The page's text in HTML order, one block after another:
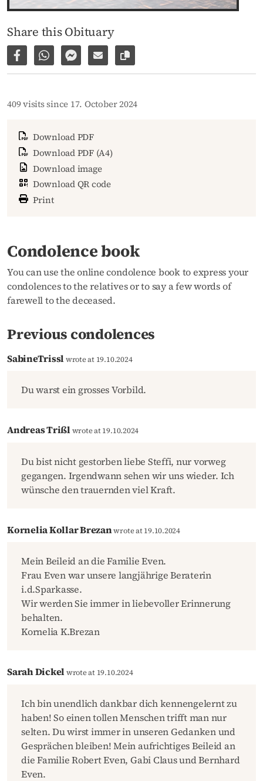
Share this Obituary
Share on Facebook
Share via WhatsApp
Share via Facebook Messenger
Share via E-Mail
Copy link to page
409 visits since 17. October 2024
Download PDF
Download PDF (A4)
Download image
Download QR code
Print
Condolence book
You can use the online condolence book to express your
condolences to the relatives or to say a few words of
farewell to the deceased.
Previous condolences
SabineTrissl wrote at 19.10.2024
Du warst ein grosses Vorbild.
Andreas Trißl wrote at 19.10.2024
Du bist nicht gestorben liebe Steffi, nur vorweg
gegangen. Irgendwann sehen wir uns wieder. Ich
wünsche den trauernden viel Kraft.
Kornelia Kollar Brezanwrote at 19.10.2024
Mein Beileid an die Familie Even.
Frau Even war unsere langjährige Beraterin
i.d.Sparkasse.
Wir werden Sie immer in liebevoller Erinnerung
behalten.
Kornelia K.Brezan
Sarah Dickel wrote at 19.10.2024
Ich bin unendlich dankbar dich kennengelernt zu
haben! So einen tollen Menschen trifft man nur
selten. Du wirst immer in unseren Gedanken und
Gesprächen bleiben! Mein aufrichtiges Beileid an
die Familie Robert Even, Gabi Claus und Bernhard
Even.